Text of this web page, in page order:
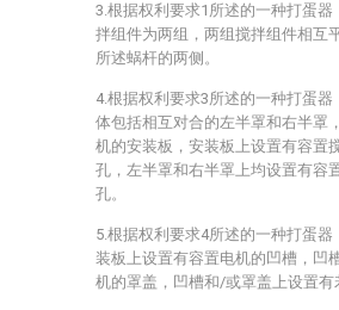
3.根据权利要求1所述的一种打蛋
拌组件为两组，两组搅拌组件相互
所述蜗杆的两侧。
4.根据权利要求3所述的一种打蛋
体包括相互对合的左半罩和右半罩
机的安装板，安装板上设置有容置
孔，左半罩和右半罩上均设置有容
孔。
5.根据权利要求4所述的一种打蛋
装板上设置有容置电机的凹槽，凹
机的罩盖，凹槽和/或罩盖上设置有